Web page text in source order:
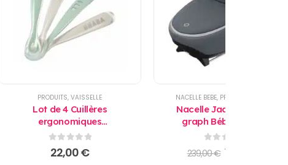
PRODUITS,VAISSELLE
Lot de 4 Cuillères
ergonomiques
d’apprentissage 2ème âge
Béaba
0sur 5
22,00€
NACELLE BEBE, PRODUITS
Nacelle Jade essential
graph Bébé Confort
sur 5
239,00€ Le119,50